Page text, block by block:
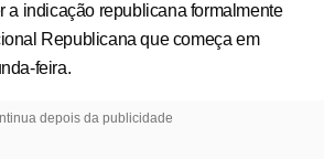
a indicação republicana formalmente
Republicana que começa em
feira.
depois da publicidade